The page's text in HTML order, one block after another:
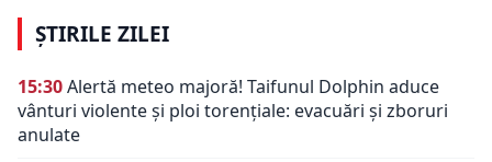
ȘTIRILE ZILEI
15:30Alertă meteo majoră! Taifunul Dolphin aduce
vânturi violente și ploi torențiale: evacuări și zboruri
anulate